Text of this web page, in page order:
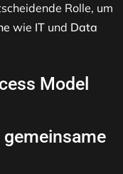
Rolle, um
wie IT und Data
Model